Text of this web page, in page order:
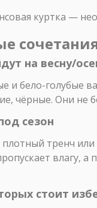
куртка —
на весну/
и бело-голубые
чёрные. Они не
сезон
тренч
влагу,
стоит